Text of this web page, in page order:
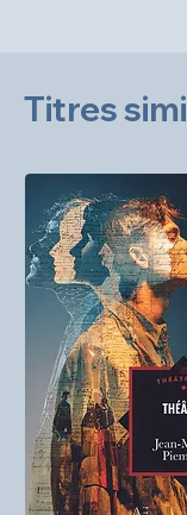
Titres